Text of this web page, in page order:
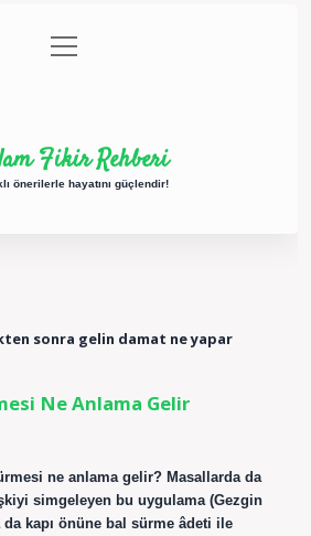
Gizlilik Politikası
menüyü
aç
Fikir Rehberi
önerilerle hayatını güçlendir!
sonra gelin damat ne yapar
Ne Anlama Gelir
ne anlama gelir? Masallarda da
simgeleyen bu uygulama (Gezgin
da kapı önüne bal sürme âdeti ile